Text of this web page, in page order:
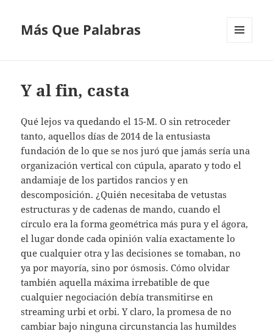
Más Que Palabras
Y al fin, casta
Qué lejos va quedando el 15-M. O sin retroceder
tanto, aquellos días de 2014 de la entusiasta
fundación de lo que se nos juró que jamás sería una
organización vertical con cúpula, aparato y todo el
andamiaje de los partidos rancios y en
descomposición. ¿Quién necesitaba de vetustas
estructuras y de cadenas de mando, cuando el
círculo era la forma geométrica más pura y el ágora,
el lugar donde cada opinión valía exactamente lo
que cualquier otra y las decisiones se tomaban, no
ya por mayoría, sino por ósmosis. Cómo olvidar
también aquella máxima irrebatible de que
cualquier negociación debía transmitirse en
streaming urbi et orbi. Y claro, la promesa de no
cambiar bajo ninguna circunstancia las humildes